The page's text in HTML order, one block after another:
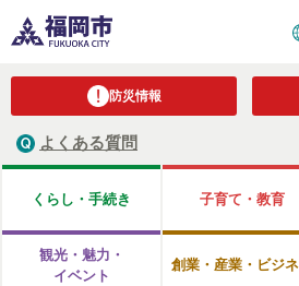
防災情報
よくある質問
くらし・手続き 子育て・教育
観光・魅力・
イベント
創業・産業・ビジ